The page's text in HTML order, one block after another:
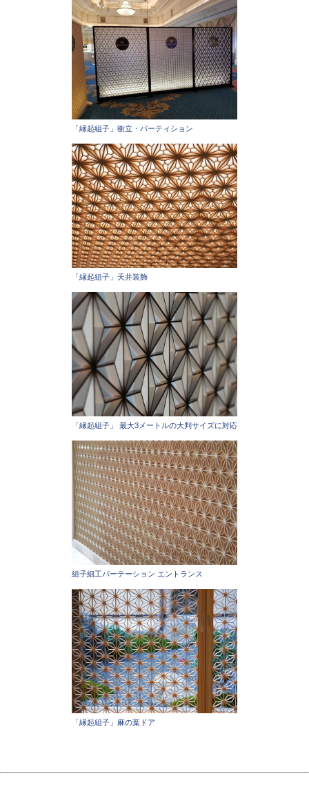
「縁起組子」衝立・パーティション
「縁起組子」天井装飾
「縁起組子」 最大3メートルの大判サイズに対応
組子細工パーテーション エントランス
「縁起組子」麻の葉ドア